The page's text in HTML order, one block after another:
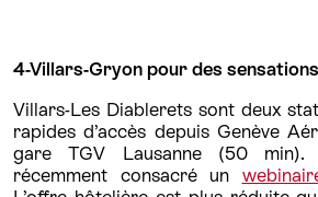
4-Villars-Gryon pour des
Villars-Les Diablerets sont deux
rapides d’accès depuis Genève
gare TGV Lausanne (50 min).
récemment consacré un